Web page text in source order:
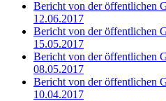
Bericht von der öffentlichen
12.06.2017
Bericht von der öffentlichen
15.05.2017
Bericht von der öffentlichen
08.05.2017
Bericht von der öffentlichen
10.04.2017